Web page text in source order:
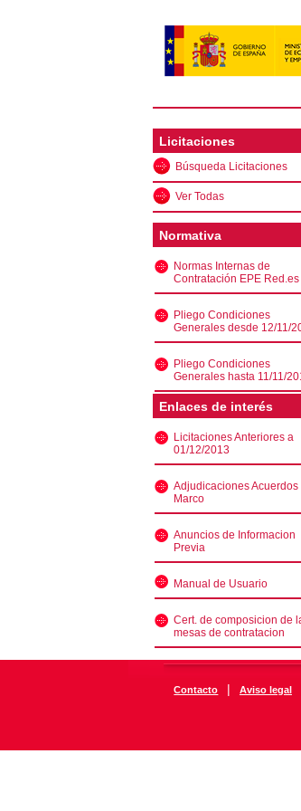
Licitaciones
Búsqueda Licitaciones
Ver Todas
Normativa
Normas Internas de
Contratación EPE Red.es
Pliego Condiciones
Generales desde 12/11/
Pliego Condiciones
Generales hasta 11/11/
Enlaces de interés
Licitaciones Anteriores a
01/12/2013
Adjudicaciones Acuerdos
Marco
Anuncios de Informacion
Previa
Manual de Usuario
Cert. de composicion de
mesas de contratacion
Contacto | Aviso legal